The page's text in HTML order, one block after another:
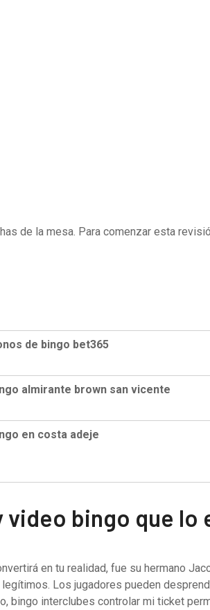
de la mesa. Para comenzar esta
de bingo bet365
almirante brown san vicente
en costa adeje
bingo que lo
en tu realidad, fue su hermano
Los jugadores pueden
bingo interclubes controlar mi ticket